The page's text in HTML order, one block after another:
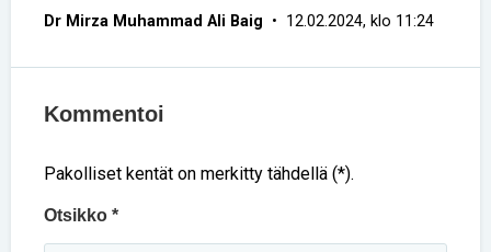
Dr Mirza Muhammad Ali Baig • 12.02.2024, klo 11:24
Kommentoi
Pakolliset kentät on merkitty tähdellä (*).
Otsikko *